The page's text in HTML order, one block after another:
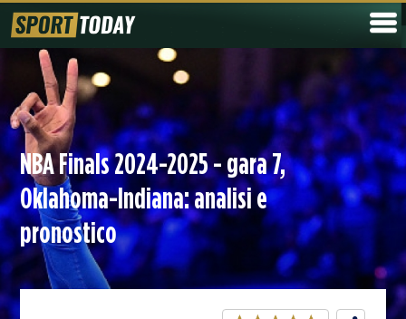
NBA Finals 2024-2025 - gara 7,
Oklahoma-Indiana: analisi e
pronostico